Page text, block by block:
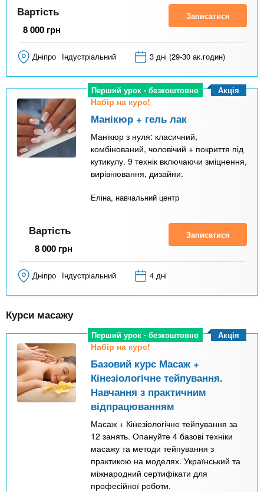
Вартість
8 000 грн
Записатися
Дніпро Індустріальний 3 дні (29-30 ак.годин)
Перший урок - безкоштовно
Набір на курс!
Манікюр + гель лак
Манікюр з нуля: класичний,
комбінований, чоловічий + покриття під
кутикулу. 9 технік включаючи зміцнення,
вирівнювання, дизайни.
Еліна, навчальний центр
Акція
Вартість
8 000 грн
Записатися
Дніпро Індустріальний 4 дні
Курси масажу
Перший урок - безкоштовно
Набір на курс!
Базовий курс Масаж +
Кінезіологічне тейпування.
Навчання з практичним
відпрацюванням
Масаж + Кінезіологічне тейпування за
12 занять. Опануйте 4 базові техніки
масажу та методи тейпування з
практикою на моделях. Український та
міжнародний сертифікати для
професійної роботи.
Акція